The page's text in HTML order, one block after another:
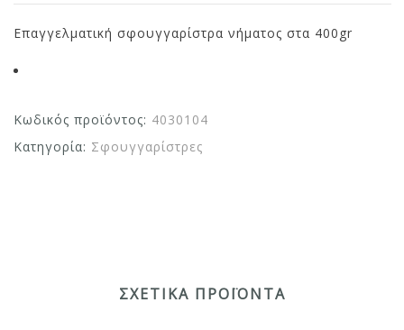
Επαγγελματική σφουγγαρίστρα νήματος στα 400gr
Κωδικός προϊόντος: 4030104
Κατηγορία: Σφουγγαρίστρες
ΣΧΕΤΙΚΆ ΠΡΟΪΌΝΤΑ